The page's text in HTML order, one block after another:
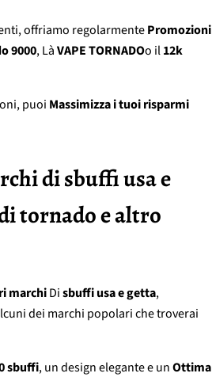
offriamo regolarmentePromozioni
9000, LàVAPE TORNADOo il12k
puoi Massimizza i tuoi risparmi
di sbuffi usa e
tornado e altro
marchiDisbuffi usa e getta,
dei marchi popolari che troverai
sbuffi, un design elegante e unOttima